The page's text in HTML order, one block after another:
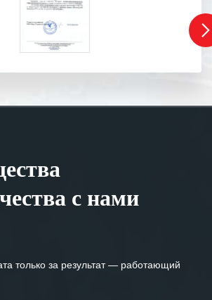
с нами
только за результат — работающий